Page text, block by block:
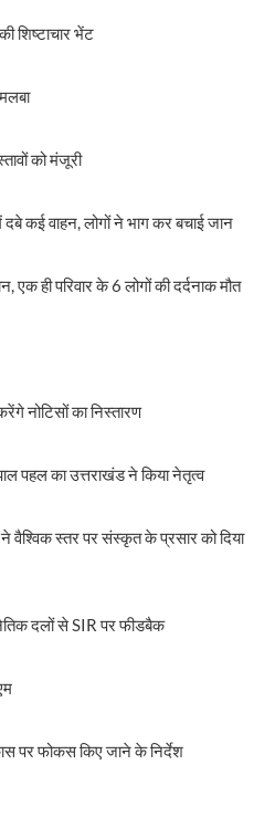
शिष्टाचार भेंट
को मंजूरी
कई वाहन, लोगों ने भाग कर बचाई जान
एक ही परिवार के 6 लोगों की दर्दनाक मौत
नोटिसों का निस्तारण
पहल का उत्तराखंड ने किया नेतृत्व
वैश्विक स्तर पर संस्कृत के प्रसार को दिया
दलों से SIR पर फीडबैक
पर फोकस किए जाने के निर्देश